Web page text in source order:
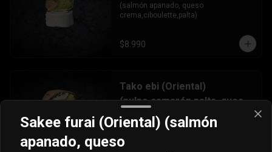
crema,ciboulette,palta)
(salmón apanado, queso
crema,ciboulette,palta)
$8.990
Tako ebi (Oriental)
(pulpo,camarón,palta, queso
crema)
(pulpo,camarón,palta, queso crema)
Sakee furai (Oriental) (salmón
apanado, queso